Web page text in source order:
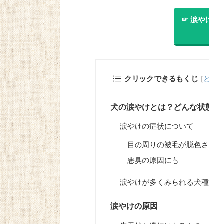
☞ 涙や
クリックできるもくじ [
犬の涙やけとは？どんな状
涙やけの症状について
目の周りの被毛が脱色
悪臭の原因にも
涙やけが多くみられる犬
涙やけの原因